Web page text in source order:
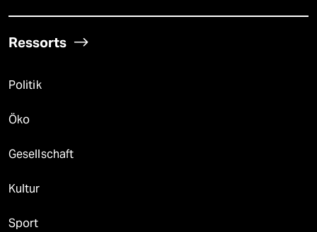
Ressorts
Politik
Öko
Gesellschaft
Kultur
Sport